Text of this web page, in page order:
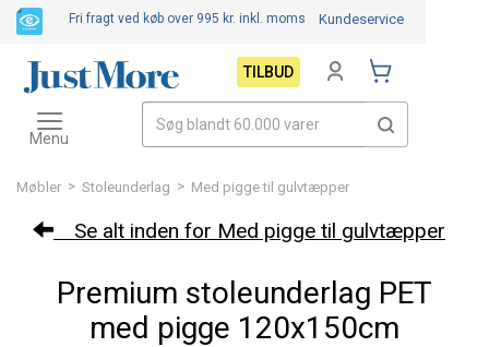
Møbler > Stoleunderlag > Med pigge til gulvtæpper
Se alt inden for Med pigge til gulvtæpper
Premium stoleunderlag PET
med pigge 120x150cm
Fri fragt ved køb over 995 kr. inkl. moms Kundeservice
TILBUD
Toggle
navigation
Menu